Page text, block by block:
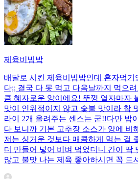
제육비빔밥
배달로 시킨 제육비빔밥인데 혼자먹기
다;; 결국 다 못 먹고 다음날까지 먹으
큼 혜자로운 양이에요! 뚜껑 열자마자
맛이 인위적이지 않고 숯불 맛이라 참
라이 2개 올려주는 센스는 굳!! ​다만 밥
다 보니까 기본 고추장 소스가 양에 비
저는 싱거운 것보다 매콤하게 먹는 걸
더 만들어 넣어 비벼 먹었더니 간이 딱
많고 불맛 나는 제육 좋아하시면 꼭 드